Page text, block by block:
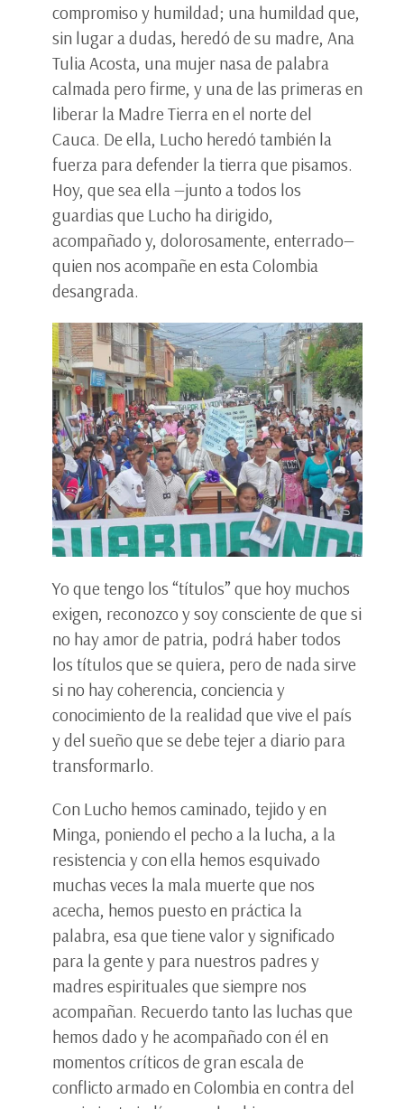
compromiso y humildad; una humildad que,
sin lugar a dudas, heredó de su madre, Ana
Tulia Acosta, una mujer nasa de palabra
calmada pero firme, y una de las primeras en
liberar la Madre Tierra en el norte del
Cauca. De ella, Lucho heredó también la
fuerza para defender la tierra que pisamos.
Hoy, que sea ella —junto a todos los
guardias que Lucho ha dirigido,
acompañado y, dolorosamente, enterrado—
quien nos acompañe en esta Colombia
desangrada.
Yo que tengo los “títulos” que hoy muchos
exigen, reconozco y soy consciente de que si
no hay amor de patria, podrá haber todos
los títulos que se quiera, pero de nada sirve
si no hay coherencia, conciencia y
conocimiento de la realidad que vive el país
y del sueño que se debe tejer a diario para
transformarlo.
Con Lucho hemos caminado, tejido y en
Minga, poniendo el pecho a la lucha, a la
resistencia y con ella hemos esquivado
muchas veces la mala muerte que nos
acecha, hemos puesto en práctica la
palabra, esa que tiene valor y significado
para la gente y para nuestros padres y
madres espirituales que siempre nos
acompañan. Recuerdo tanto las luchas que
hemos dado y he acompañado con él en
momentos críticos de gran escala de
conflicto armado en Colombia en contra del